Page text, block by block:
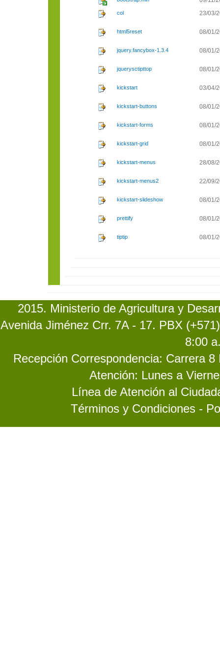
col 23/03/
html5reset 08/01/
jquery.fancybox-1.3.4 08/01/
jquerysctipttop 08/01/
kickstart 03/04/
kickstart-buttons 08/01/
kickstart-forms 08/01/
kickstart-grid 08/01/
kickstart-menus 28/08/
kickstart-menus2 22/09/
kickstart-slideshow 08/01/
prettify 08/01/
tiptip 08/01/
2015. Ministerio de Agricultura y
Avenida Jiménez Crr. 7A - 17. PBX
8:00
Recepción Correspondencia: Carrera
Atención: Lunes a
Línea de Atención al
Términos y Condiciones -